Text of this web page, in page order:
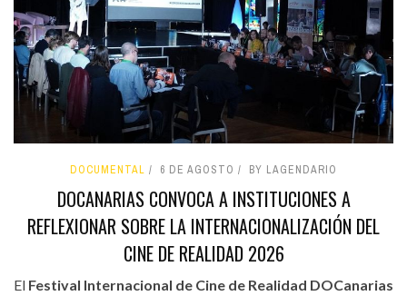
DOCUMENTAL 6 DE AGOSTO BY LAGENDARIO
DOCANARIAS CONVOCA A INSTITUCIONES A
REFLEXIONAR SOBRE LA INTERNACIONALIZACIÓN DEL
CINE DE REALIDAD 2026
El Festival Internacional de Cine de Realidad DOCanarias